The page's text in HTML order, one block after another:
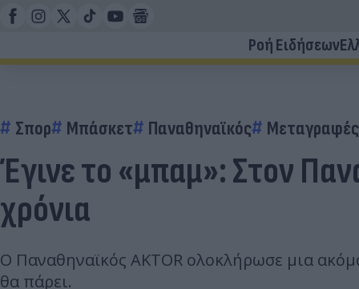
Ροή Ειδήσεων
Σπορ Μπάσκετ Παναθηναϊκός Μεταγραφές
Έγινε το «μπαμ»: Στον
χρόνια
Ο Παναθηναϊκός AKTOR ολοκλήρωσε μια
θα πάρει.